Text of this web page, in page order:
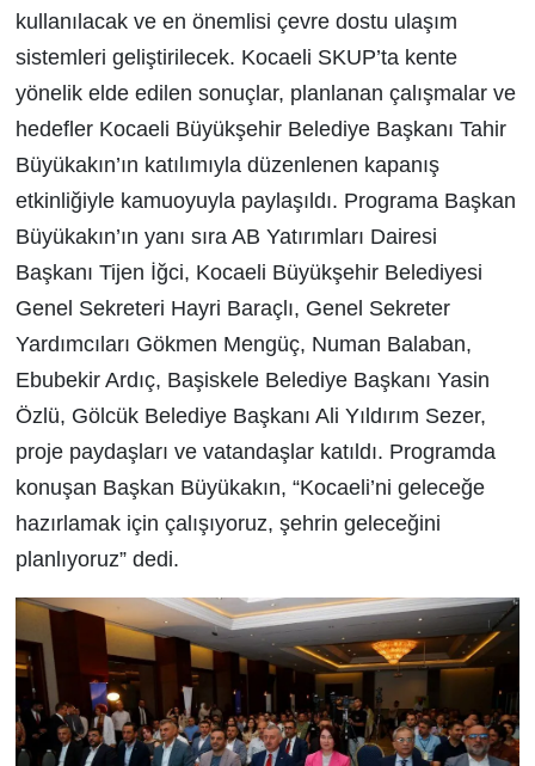
kullanılacak ve en önemlisi çevre dostu ulaşım
sistemleri geliştirilecek. Kocaeli SKUP’ta kente
yönelik elde edilen sonuçlar, planlanan çalışmalar ve
hedefler Kocaeli Büyükşehir Belediye Başkanı Tahir
Büyükakın’ın katılımıyla düzenlenen kapanış
etkinliğiyle kamuoyuyla paylaşıldı. Programa Başkan
Büyükakın’ın yanı sıra AB Yatırımları Dairesi
Başkanı Tijen İğci, Kocaeli Büyükşehir Belediyesi
Genel Sekreteri Hayri Baraçlı, Genel Sekreter
Yardımcıları Gökmen Mengüç, Numan Balaban,
Ebubekir Ardıç, Başiskele Belediye Başkanı Yasin
Özlü, Gölcük Belediye Başkanı Ali Yıldırım Sezer,
proje paydaşları ve vatandaşlar katıldı. Programda
konuşan Başkan Büyükakın, “Kocaeli’ni geleceğe
hazırlamak için çalışıyoruz, şehrin geleceğini
planlıyoruz” dedi.